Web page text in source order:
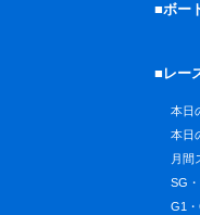
■ボー
■レー
本日
本日
月間
SG
G1